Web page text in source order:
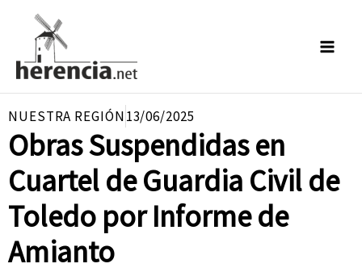
contenido
NUESTRA REGIÓN13/06/2025
Obras Suspendidas en
Cuartel de Guardia Civil de
Toledo por Informe de
Amianto